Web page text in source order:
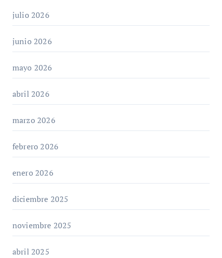
julio 2026
junio 2026
mayo 2026
abril 2026
marzo 2026
febrero 2026
enero 2026
diciembre 2025
noviembre 2025
abril 2025